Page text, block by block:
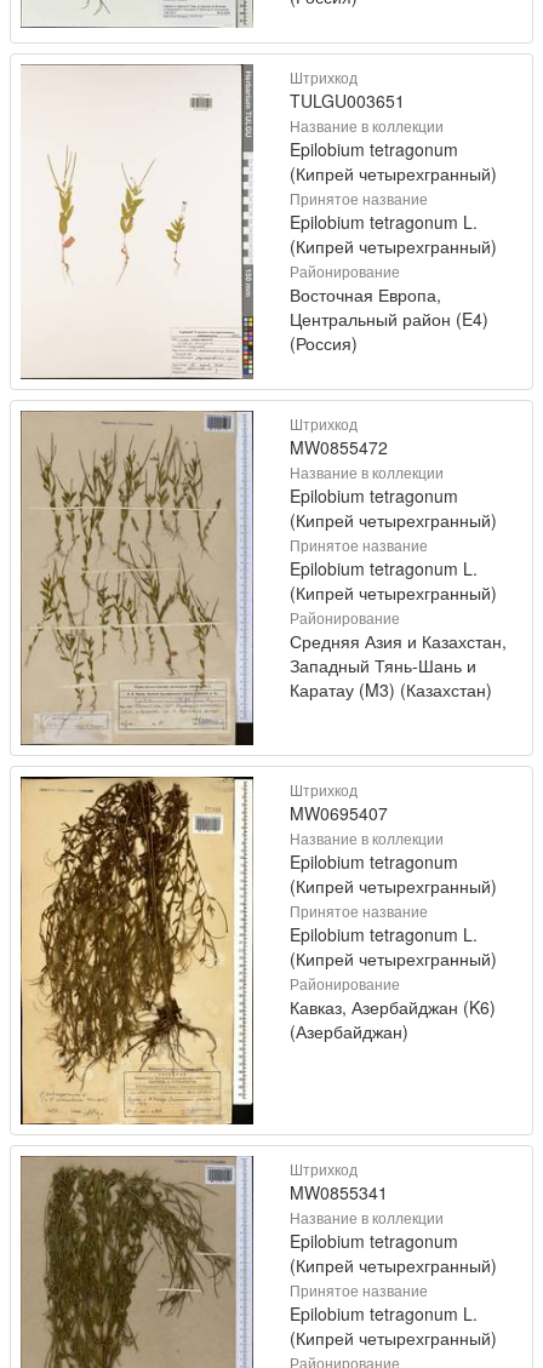
Штрихкод
TULGU003651
Название в коллекции
Epilobium tetragonum
(Кипрей четырехгранный)
Принятое название
Epilobium tetragonum L.
(Кипрей четырехгранный)
Районирование
Восточная Европа,
Центральный район (E4)
(Россия)
Штрихкод
MW0855472
Название в коллекции
Epilobium tetragonum
(Кипрей четырехгранный)
Принятое название
Epilobium tetragonum L.
(Кипрей четырехгранный)
Районирование
Средняя Азия и Казахстан,
Западный Тянь-Шань и
Каратау (M3) (Казахстан)
Штрихкод
MW0695407
Название в коллекции
Epilobium tetragonum
(Кипрей четырехгранный)
Принятое название
Epilobium tetragonum L.
(Кипрей четырехгранный)
Районирование
Кавказ, Азербайджан (K6)
(Азербайджан)
Штрихкод
MW0855341
Название в коллекции
Epilobium tetragonum
(Кипрей четырехгранный)
Принятое название
Epilobium tetragonum L.
(Кипрей четырехгранный)
Районирование